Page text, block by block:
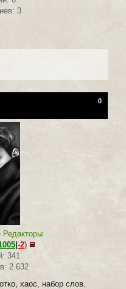
3
0
Редакторы
|-2)
341
2 632
хаос, набор слов.